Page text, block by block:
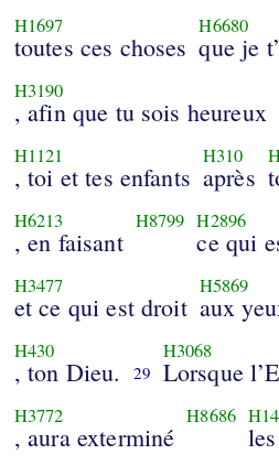
H1697
toutes ces choses
H6680
que je
H3190
, afin que tu sois heureux
H1121
, toi et tes enfants
H310
après
H6213
, en faisant
H8799 H2896
ce qui
H3477
et ce qui est droit
H5869
aux
H430
, ton Dieu. 29
H3068
Lorsque
H3772
, aura exterminé
H8686